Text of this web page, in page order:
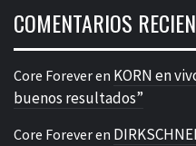
COMENTARIOS
Core Foreveren KORN en
buenos resultados”
Core Foreveren